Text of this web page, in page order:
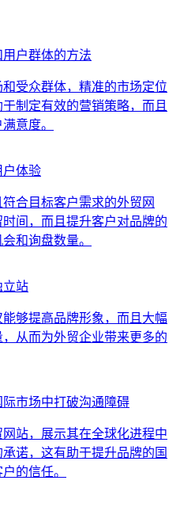
户群体的方法
受众群体，精准的市场定位
制定有效的营销策略，而且
意度。
户体验
合目标客户需求的外贸网
间，而且提升客户对品牌的
和询盘数量。
立站
够提高品牌形象，而且大幅
从而为外贸企业带来更多的
市场中打破沟通障碍
站，展示其在全球化进程中
诺，这有助于提升品牌的国
的信任。